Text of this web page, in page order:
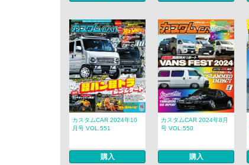
カスタムCAR 2024年10
月号 VOL.551
購入
カスタムCAR 2024年8月
号 VOL.550
購入